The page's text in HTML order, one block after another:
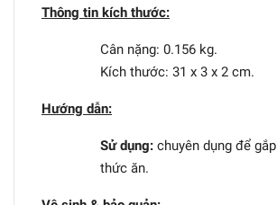
Thông tin kích thước:
Cân nặng: 0.156 kg.
Kích thước: 31 x 3 x 2 cm.
Hướng dẫn:
Sử dụng: chuyên dụng để
thức ăn.